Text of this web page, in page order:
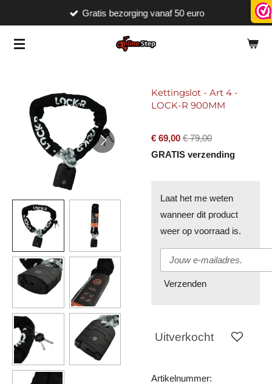
naar
Gratis bezorging vanaf 50 euro
Kettingslot - Art 4 -
LOCK-R 900MM
€ 69,00 € 79,00
GRATIS verzending
Laat het me weten
wanneer dit product
weer op voorraad is.
Verzenden
Uitverkocht
Artikelnummer: